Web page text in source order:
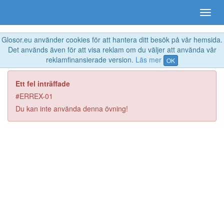
Glosor.eu använder cookies för att hantera ditt besök på vår hemsida.
Det används även för att visa reklam om du väljer att använda vår
reklamfinansierade version. Läs mer OK
Ett fel inträffade
#ERREX-01
Du kan inte använda denna övning!